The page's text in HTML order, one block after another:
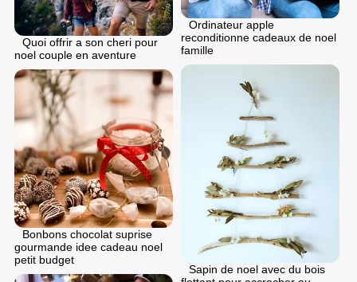
Ordinateur apple
reconditionne cadeaux de noel
famille
Quoi offrir a son cheri pour
noel couple en aventure
Sapin de noel avec du bois
Bonbons chocolat suprise
gourmande idee cadeau noel
petit budget